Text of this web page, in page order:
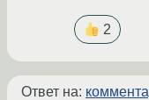
2
Ответ на: